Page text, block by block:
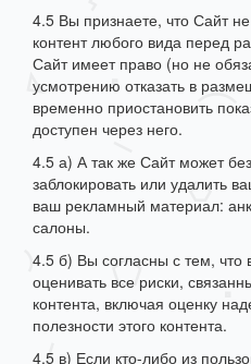
4.5 Вы признаете, что Сайт
контент любого вида перед
Сайт имеет право (но не
усмотрению отказать в
временно приостановить
доступен через него.
4.5 а) А так же Сайт может
заблокировать или удалить
ваш рекламный материал:
салоны.
4.5 б) Вы согласны с тем,
оценивать все риски,
контента, включая оценку
полезности этого контента.
4.5 в) Если кто-либо из